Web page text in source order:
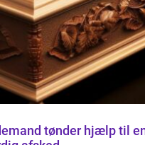
tønder hjælp til en tryg og